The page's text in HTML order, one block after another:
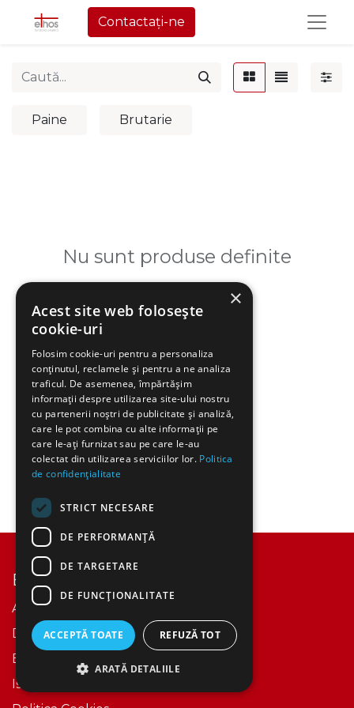
Contactați-ne
Paine Brutarie
Nu sunt produse definite
Explorează
Acasă
Despre Noi​
Events
Istoric
×
Acest site web folosește
cookie-uri
Folosim cookie-uri pentru a personaliza
conținutul, reclamele și pentru a ne analiza
traficul. De asemenea, împărtășim
informații despre utilizarea site-ului nostru
cu partenerii noștri de publicitate și analiză,
care le pot combina cu alte informații pe
care le-ați furnizat sau pe care le-au
colectat din utilizarea serviciilor lor. Politica
de confidențialitate
STRICT NECESARE
DE PERFORMANȚĂ
DE TARGETARE
DE FUNCŢIONALITATE
ACCEPTĂ TOATE REFUZĂ TOT
ARATĂ DETALIILE